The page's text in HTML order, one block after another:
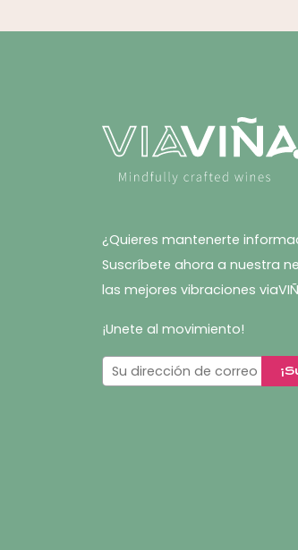
¿Quieres mantenerte
Suscríbete ahora a nuestra
las mejores vibraciones
¡Unete al movimiento!